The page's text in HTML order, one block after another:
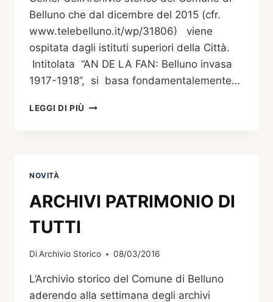
Belluno che dal dicembre del 2015 (cfr.
www.telebelluno.it/wp/31806) viene
ospitata dagli istituti superiori della Città.
Intitolata “AN DE LA FAN: Belluno invasa
1917-1918”, si basa fondamentalemente…
LEGGI DI PIÙ “AN
1918”,
STORIA
GUERRA
BELLUNO
NOVITÀ
ARCHIVI PATRIMONIO DI
TUTTI
DiArchivio Storico 08/03/2016
L‘Archivio storico del Comune di Belluno
aderendo alla settimana degli archivi